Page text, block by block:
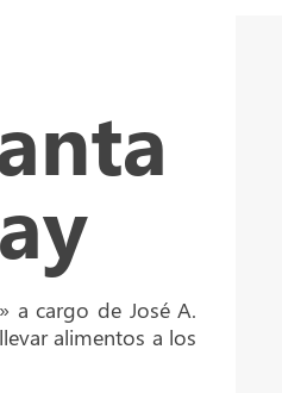
a cargo de José A.
alimentos a los